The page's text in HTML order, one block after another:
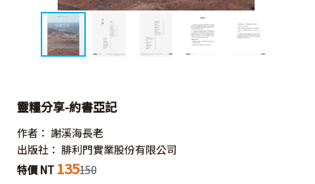
靈糧分享-約書亞記
作者： 謝溪海長老
出版社： 腓利門實業股份有限公司
特價 NT 135150